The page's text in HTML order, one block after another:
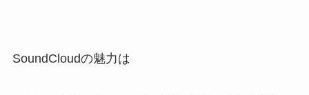
SoundCloudの魅力は